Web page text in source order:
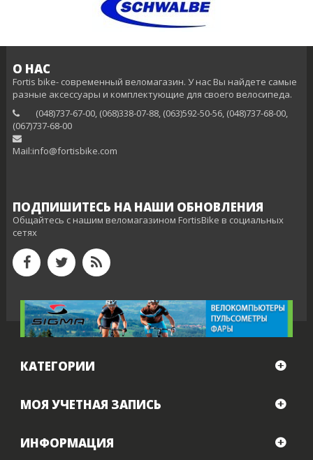
О НАС
Fortis bike- современный веломагазин. У нас Вы найдете самые
разные аксессуары и комплектующие для своего велосипеда.
(048)737-67-00, (068)338-07-88, (063)592-50-56, (048)737-68-00,
(‎067)737-68-00
Mail:info@fortisbike.com
ПОДПИШИТЕСЬ НА НАШИ ОБНОВЛЕНИЯ
Общайтесь с нашим веломагазином FortisBike в социальных
сетях
КАТЕГОРИИ
МОЯ УЧЕТНАЯ ЗАПИСЬ
ИНФОРМАЦИЯ